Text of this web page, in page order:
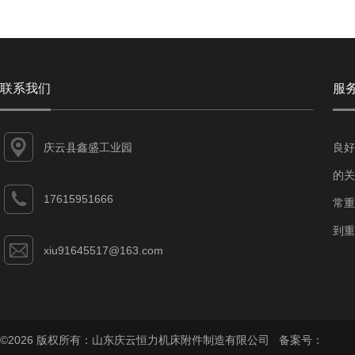
联系我们
庆云县鑫盛工业园
17615951666
xiu91645517@163.com
服
良
的
常
到
©2026 版权所有：山东庆云恒力机床附件制造有限公司 备案号：